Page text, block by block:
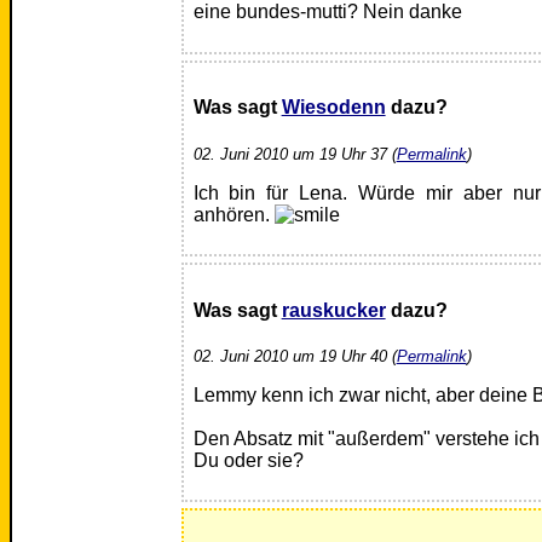
eine bundes-mutti? Nein danke
Was sagt Wiesodenn dazu?
02. Juni 2010 um 19 Uhr 37 (Permalink)
Ich bin für Lena. Würde mir aber
anhören.
Was sagt rauskuckerdazu?
02. Juni 2010 um 19 Uhr 40 (Permalink)
Lemmy kenn ich zwar nicht, aber deine
Den Absatz mit "außerdem" verstehe
Du oder sie?